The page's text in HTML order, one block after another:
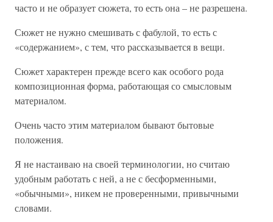
часто и не образует сюжета, то есть она – не разрешена.
Сюжет не нужно смешивать с фабулой, то есть с
«содержанием», с тем, что рассказывается в вещи.
Сюжет характерен прежде всего как особого рода
композиционная форма, работающая со смысловым
материалом.
Очень часто этим материалом бывают бытовые
положения.
Я не настаиваю на своей терминологии, но считаю
удобным работать с ней, а не с бесформенными,
«обычными», никем не проверенными, привычными
словами.